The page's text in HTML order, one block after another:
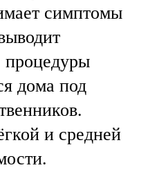
симптомы
дома под
и средней